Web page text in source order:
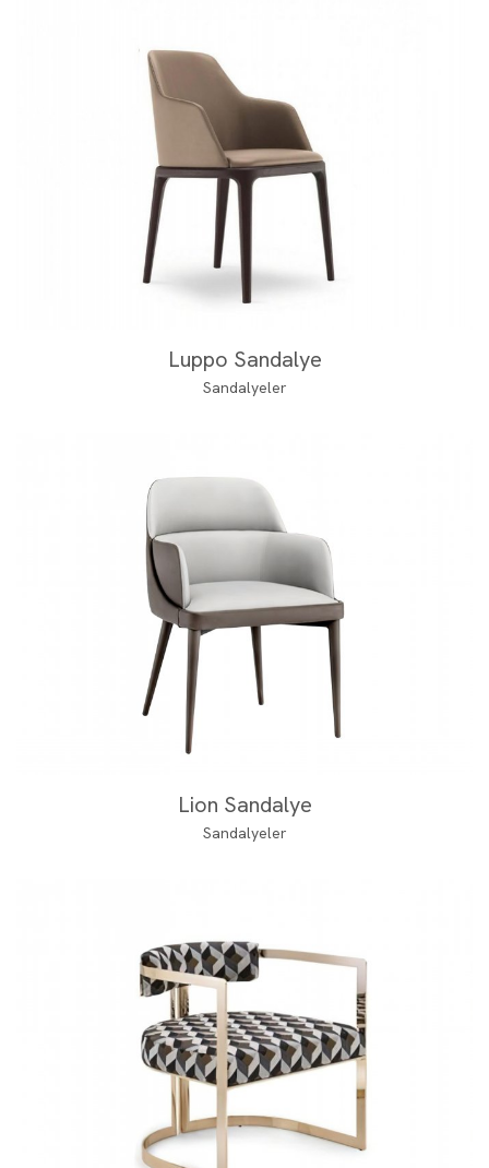
Luppo Sandalye
Sandalyeler
Lion Sandalye
Sandalyeler